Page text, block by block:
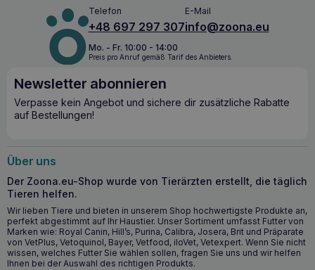
und ihre Leidenschaft in qualitativ hochwertige Produkte
umsetzen. Wenn Sie sich für Hilton-Leckerbissen
entscheiden, können Sie sicher sein, dass Sie Ihrem
Haustier das geben, was es braucht!
Telefon
+48 697 297 307
E-Mail
info@zoona.eu
Mo. - Fr. 10:00 - 14:00
Preis pro Anruf gemäß Tarif des Anbieters.
Newsletter abonnieren
Verpasse kein Angebot und sichere dir zusätzliche Rabatte
auf Bestellungen!
Über uns
Der Zoona.eu-Shop wurde von Tierärzten erstellt, die täglich
Tieren helfen.
Wir lieben Tiere und bieten in unserem Shop hochwertigste Produkte an,
perfekt abgestimmt auf Ihr Haustier. Unser Sortiment umfasst Futter von
Marken wie: Royal Canin, Hill’s, Purina, Calibra, Josera, Brit und Präparate
von VetPlus, Vetoquinol, Bayer, Vetfood, iloVet, Vetexpert. Wenn Sie nicht
wissen, welches Futter Sie wählen sollen, fragen Sie uns und wir helfen
Ihnen bei der Auswahl des richtigen Produkts.